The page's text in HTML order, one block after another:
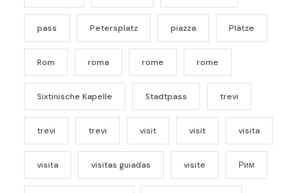
pass Petersplatz piazza Plätze
Rom roma rome rome
Sixtinische Kapelle Stadtpass trevi
trevi trevi visit visit visita
visita visitas guiadas visite Рим